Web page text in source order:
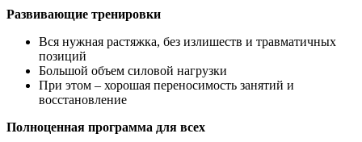
Развивающие тренировки
Вся нужная растяжка, без излишеств и травматичных
позиций
Большой объем силовой нагрузки
При этом – хорошая переносимость занятий и
восстановление
Полноценная программа для всех